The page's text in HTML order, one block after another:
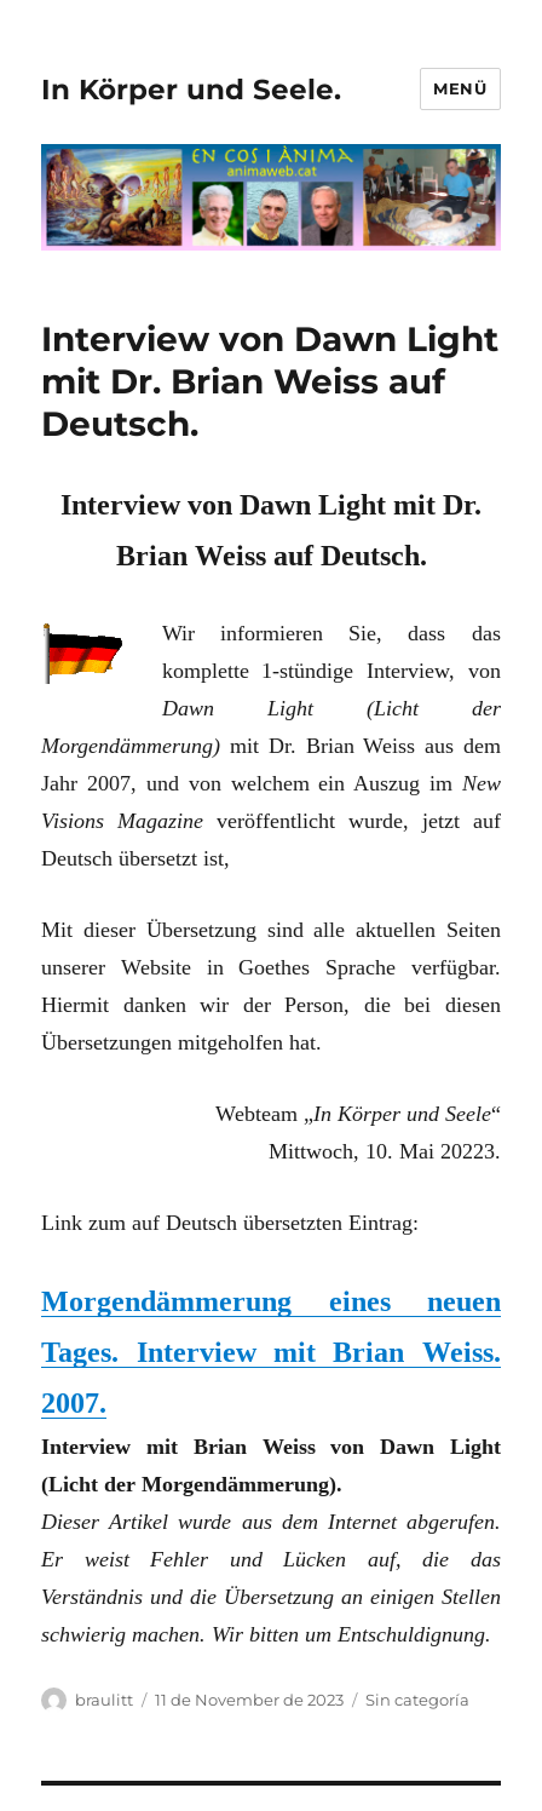
In Körper und Seele. MENÜ
Interview von Dawn Light
mit Dr. Brian Weiss auf
Deutsch.
Interview von Dawn Light mit Dr.
Brian Weiss auf Deutsch.
Wir informieren Sie, dass das
komplette 1-stündige Interview, von
Dawn Light(Licht der
Morgendämmerung) mit Dr. Brian Weiss aus dem
Jahr 2007, und von welchem ein Auszug im New
Visions Magazine veröffentlicht wurde, jetzt auf
Deutsch übersetzt ist,
Mit dieser Übersetzung sind alle aktuellen Seiten
unserer Website in Goethes Sprache verfügbar.
Hiermit danken wir der Person, die bei diesen
Übersetzungen mitgeholfen hat.
Webteam „In Körper und Seele“
Mittwoch, 10. Mai 20223.
Link zum auf Deutsch übersetzten Eintrag:
Morgendämmerung eines neuen
Tages. Interview mit Brian Weiss.
2007.
Interview mit Brian Weiss von Dawn Light
(Licht der Morgendämmerung).
Dieser Artikel wurde aus dem Internet abgerufen.
Er weist Fehler und Lücken auf, die das
Verständnis und die Übersetzung an einigen Stellen
schwierig machen. Wir bitten um Entschuldignung.
Autor
braulitt
Veröffentlicht
11 de November de 2023 Kategorien
Sin categoría